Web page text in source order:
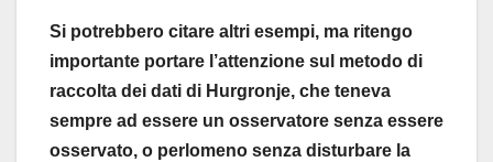
Si potrebbero citare altri esempi, ma ritengo
importante portare l’attenzione sul metodo di
raccolta dei dati di Hurgronje, che teneva
sempre ad essere un osservatore senza essere
osservato, o perlomeno senza disturbare la